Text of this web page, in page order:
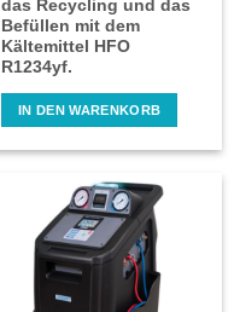
das Recycling und das
Befüllen mit dem
Kältemittel HFO
R1234yf.
IN DEN WARENKORB